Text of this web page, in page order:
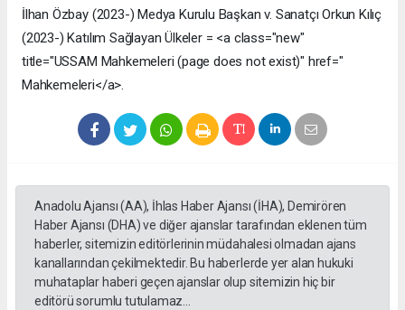
İlhan Özbay (2023-) Medya Kurulu Başkan v. Sanatçı Orkun Kılıç
(2023-) Katılım Sağlayan Ülkeler = <a class="new"
title="USSAM Mahkemeleri (page does not exist)" href="
Mahkemeleri</a>.
Anadolu Ajansı (AA), İhlas Haber Ajansı (İHA), Demirören
Haber Ajansı (DHA) ve diğer ajanslar tarafından eklenen tüm
haberler, sitemizin editörlerinin müdahalesi olmadan ajans
kanallarından çekilmektedir. Bu haberlerde yer alan hukuki
muhataplar haberi geçen ajanslar olup sitemizin hiç bir
editörü sorumlu tutulamaz...